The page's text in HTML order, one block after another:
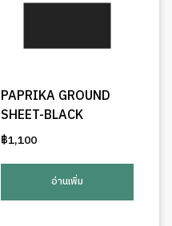
PAPRIKA GROUND
SHEET-BLACK
฿1,100
อ่านเพิ่ม